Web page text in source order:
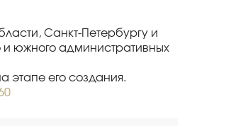
Санкт-Петербургу и
и южного административных
этапе его создания.